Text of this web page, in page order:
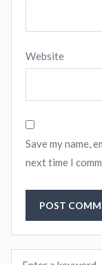
Website
Save my name,
next time I